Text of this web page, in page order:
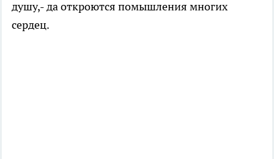
душу,- да откроются помышления многих
сердец.